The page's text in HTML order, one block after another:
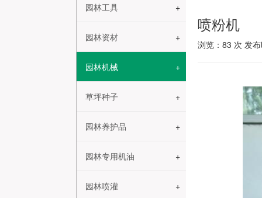
园林工具
园林资材
园林机械
草坪种子
园林养护品
园林专用机油
园林喷灌
喷粉机
浏览： 83 次 发